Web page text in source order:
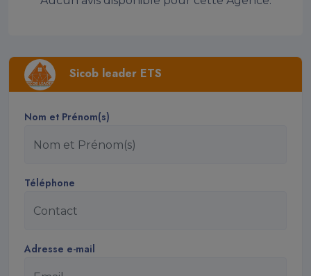
Sicob leader ETS
Nom et Prénom(s)
Téléphone
Adresse e-mail